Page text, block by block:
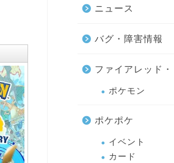
ニュース
バグ・障害情報
ファイアレッド
ポケモン
ポケポケ
イベント
カード